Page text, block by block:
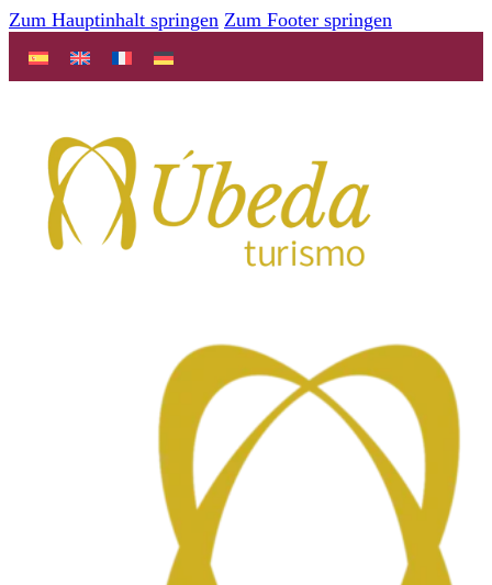
Zum Hauptinhalt springen Zum Footer springen